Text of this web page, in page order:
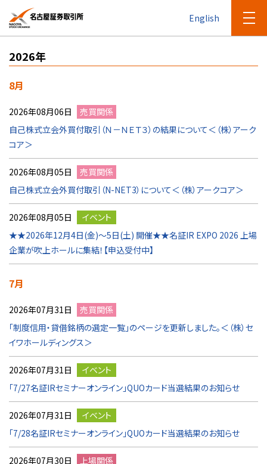
English
2026年
8月
2026年08月06日
売買関係
自己株式立会外買付取引（Ｎ－ＮＥＴ３）の結果について＜（株）アーク
コア＞
2026年08月05日
売買関係
自己株式立会外買付取引（N-NET3）について＜（株）アークコア＞
2026年08月05日
イベント
★★2026年12月4日(金)～5日(土) 開催★★名証IR EXPO 2026 上場
企業が吹上ホールに集結！【申込受付中】
7月
2026年07月31日
売買関係
「制度信用・貸借銘柄の選定一覧」のページを更新しました。＜（株）セ
イワホールディングス＞
2026年07月31日
イベント
「7/27名証IRセミナーオンライン」QUOカード当選結果のお知らせ
2026年07月31日
イベント
「7/28名証IRセミナーオンライン」QUOカード当選結果のお知らせ
2026年07月30日
上場関係